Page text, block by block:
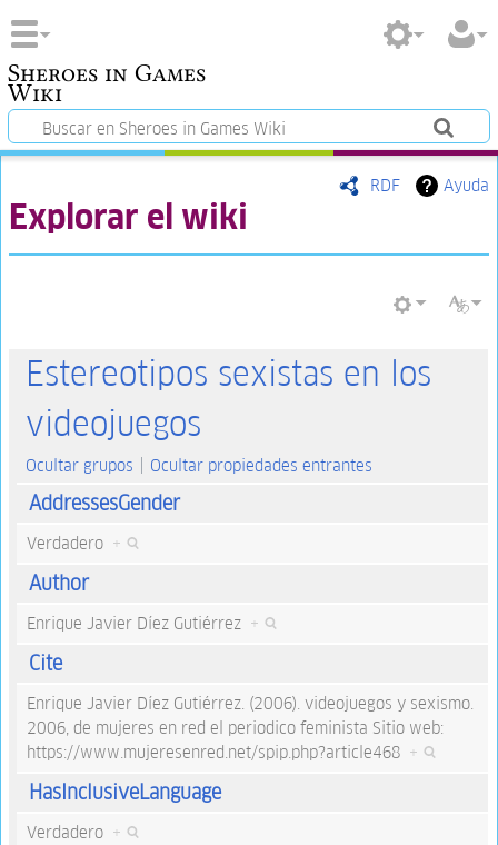
Sheroes in Games
Wiki
RDF Ayuda
Explorar el wiki
Estereotipos sexistas en los
videojuegos
Ocultar grupos Ocultar propiedades entrantes
AddressesGender
Verdadero +
Author
Enrique Javier Díez Gutiérrez +
Cite
Enrique Javier Díez Gutiérrez. (2006). videojuegos y sexismo.
2006, de mujeres en red el periodico feminista Sitio web:
https://www.mujeresenred.net/spip.php?article468 +
HasInclusiveLanguage
Verdadero +